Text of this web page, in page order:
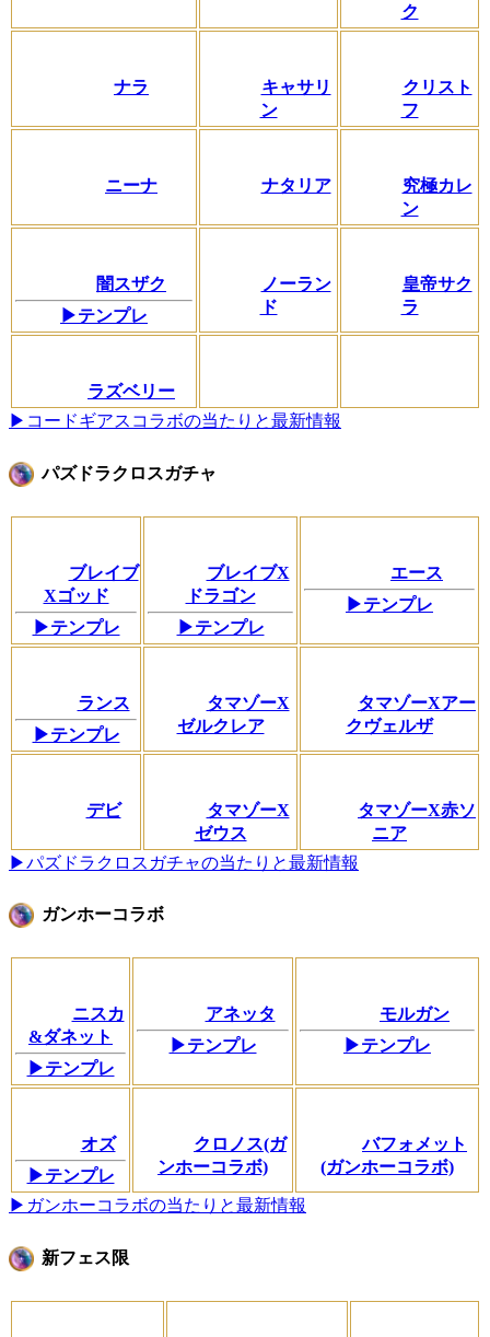
ク
ナラ
キャサリ
ン
クリスト
フ
ニーナ ナタリア
究極カレ
ン
闇スザク
▶テンプレ
ノーラン
ド
皇帝サク
ラ
ラズベリー
▶コードギアスコラボの当たりと最新情報
パズドラクロスガチャ
ブレイブ
Xゴッド
▶テンプレ
ブレイブX
ドラゴン
▶テンプレ
エース
▶テンプレ
ランス
▶テンプレ
タマゾーX
ゼルクレア
タマゾーXアー
クヴェルザ
デビ
タマゾーX
ゼウス
タマゾーX赤ソ
ニア
▶パズドラクロスガチャの当たりと最新情報
ガンホーコラボ
ニスカ
&ダネット
▶テンプレ
アネッタ
▶テンプレ
モルガン
▶テンプレ
オズ
▶テンプレ
クロノス(ガ
ンホーコラボ)
バフォメット
(ガンホーコラボ)
▶ガンホーコラボの当たりと最新情報
新フェス限